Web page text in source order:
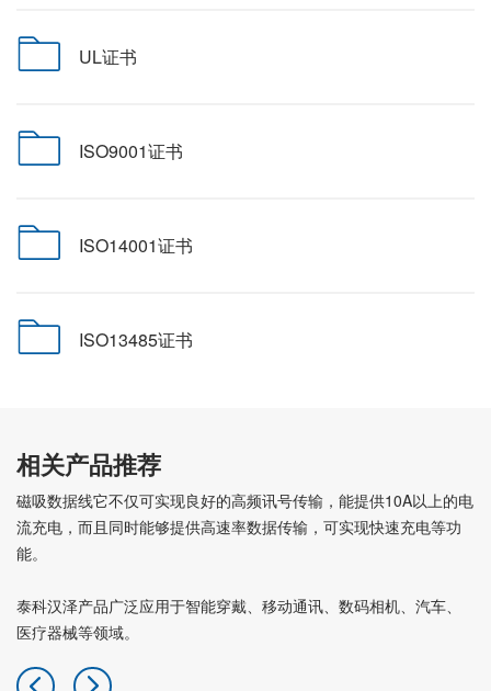
UL证书
ISO9001证书
ISO14001证书
ISO13485证书
相关产品推荐
磁吸数据线它不仅可实现良好的高频讯号传输，能提供10A以上的电
流充电，而且同时能够提供高速率数据传输，可实现快速充电等功
能。
泰科汉泽产品广泛应用于智能穿戴、移动通讯、数码相机、汽车、
医疗器械等领域。